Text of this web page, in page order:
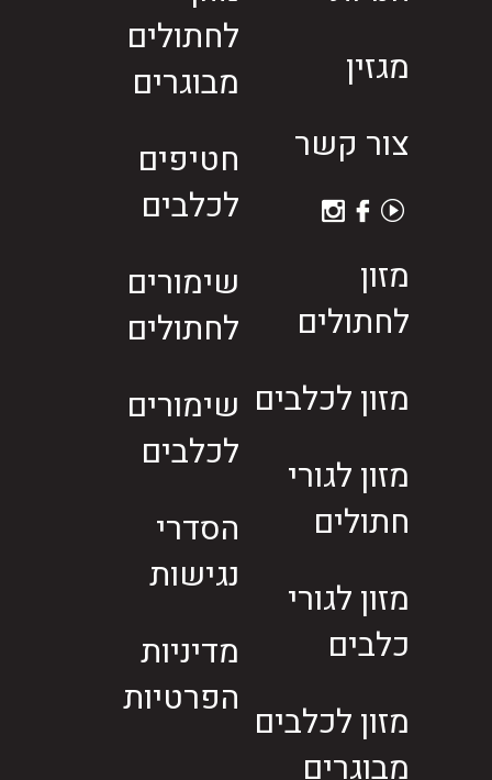
מגזין
צור קשר
מזון
לחתולים
מזון לכלבים
מזון לגורי
חתולים
מזון לגורי
כלבים
מזון לכלבים
מבוגרים
לחתולים
מבוגרים
חטיפים
לכלבים
שימורים
לחתולים
שימורים
לכלבים
הסדרי
נגישות
מדיניות
הפרטיות